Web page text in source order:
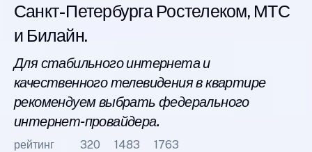
Санкт-Петербурга Ростелеком, МТС
и Билайн.
Для стабильного интернета и
качественного телевидения в квартире
рекомендуем выбрать федерального
интернет-провайдера.
рейтинг 320 1483 1763